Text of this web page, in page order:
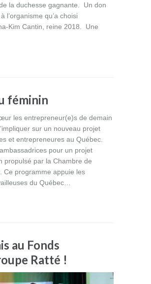
la duchesse gagnante. Un don
l’organisme qu’a choisi
Kim Cantin, reine 2018. Une
féminin
les entrepreneur(e)s de demain
sur un nouveau projet
et entrepreneures au Québec.
pour un projet
propulsé par la Chambre de
Ce programme appuie les
du Québec…
au Fonds
Ratté !